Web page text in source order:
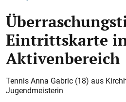
Eintrittskarte
Aktivenbereich
Tennis Anna Gabric (18) aus
Jugendmeisterin